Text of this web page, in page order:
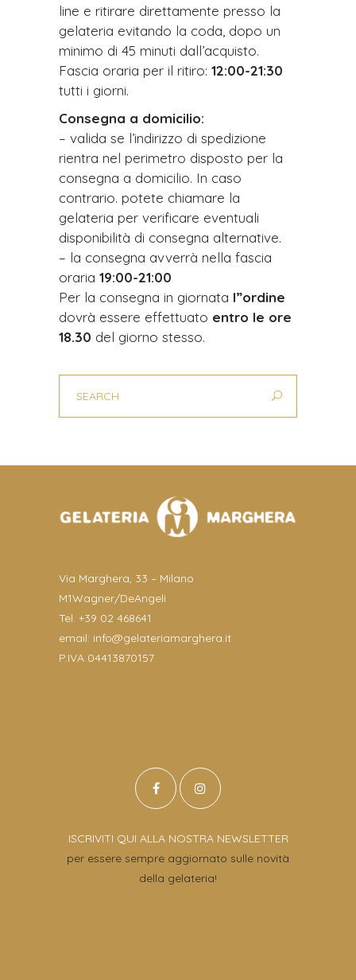
line e ritirare direttamente presso la
gelateria evitando la coda, dopo un
minimo di 45 minuti dall’acquisto.
Fascia oraria per il ritiro: 12:00-21:30
tutti i giorni.
Consegna a domicilio:
– valida se l’indirizzo di spedizione
rientra nel perimetro disposto per la
consegna a domicilio. In caso
contrario. potete chiamare la
gelateria per verificare eventuali
disponibilità di consegna alternative.
– la consegna avverrà nella fascia
oraria 19:00-21:00
Per la consegna in giornata l”ordine
dovrà essere effettuato entro le ore
18.30 del giorno stesso.
Via Marghera, 33 – Milano
M1Wagner/DeAngeli
Tel. +39 02 468641
email: info@gelateriamarghera.it
P.IVA 04413870157
ISCRIVITI QUI ALLA NOSTRA NEWSLETTER
per essere sempre aggiornato sulle novità
della gelateria!